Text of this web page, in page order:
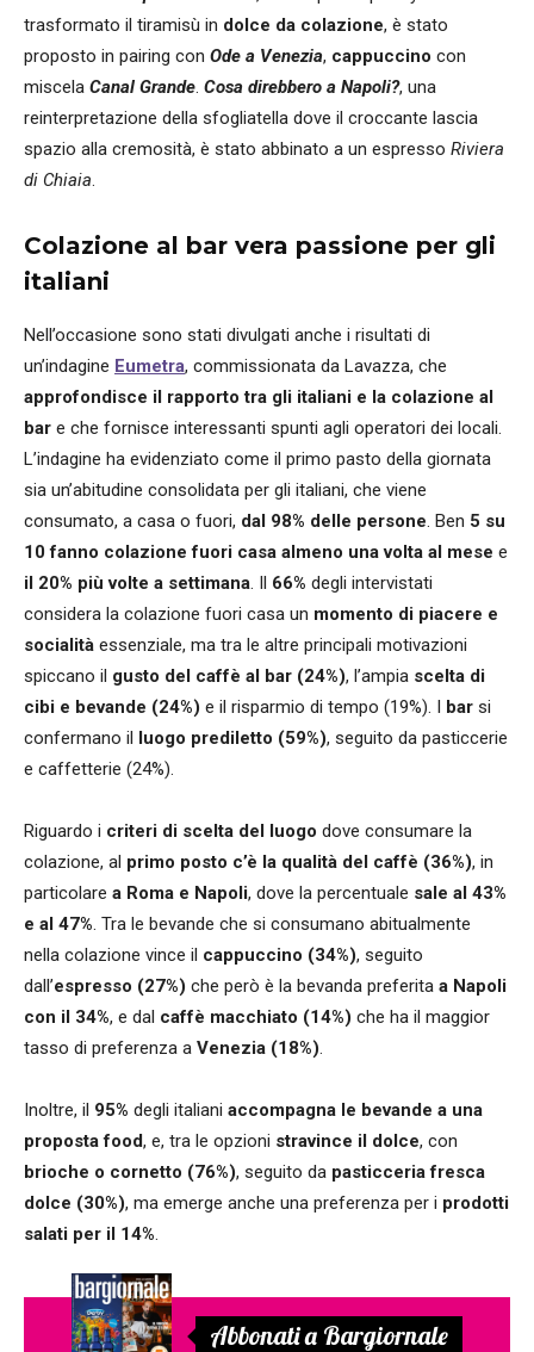
trasformato il tiramisù in dolce da colazione, è stato
proposto in pairing con Ode a Venezia, cappuccino con
miscela Canal Grande. Cosa direbbero a Napoli?, una
reinterpretazione della sfogliatella dove il croccante lascia
spazio alla cremosità, è stato abbinato a un espresso Riviera
di Chiaia.
Colazione al bar vera passione per gli
italiani
Nell’occasione sono stati divulgati anche i risultati di
un’indagine Eumetra, commissionata da Lavazza, che
approfondisce il rapporto tra gli italiani e la colazione al
bar e che fornisce interessanti spunti agli operatori dei locali.
L’indagine ha evidenziato come il primo pasto della giornata
sia un’abitudine consolidata per gli italiani, che viene
consumato, a casa o fuori, dal 98% delle persone. Ben 5 su
10 fanno colazione fuori casa almeno una volta al mese e
il 20% più volte a settimana. Il 66% degli intervistati
considera la colazione fuori casa un momento di piacere e
socialità essenziale, ma tra le altre principali motivazioni
spiccano il gusto del caffè al bar (24%), l’ampia scelta di
cibi e bevande (24%) e il risparmio di tempo (19%). I bar si
confermano il luogo prediletto (59%), seguito da pasticcerie
e caffetterie (24%).
Riguardo i criteri di scelta del luogo dove consumare la
colazione, al primo posto c’è la qualità del caffè (36%), in
particolare a Roma e Napoli, dove la percentuale sale al 43%
e al 47%. Tra le bevande che si consumano abitualmente
nella colazione vince il cappuccino (34%), seguito
dall’espresso (27%) che però è la bevanda preferita a Napoli
con il 34%, e dal caffè macchiato (14%) che ha il maggior
tasso di preferenza a Venezia (18%).
Inoltre, il 95% degli italiani accompagna le bevande a una
proposta food, e, tra le opzioni stravince il dolce, con
brioche o cornetto (76%), seguito da pasticceria fresca
dolce (30%), ma emerge anche una preferenza per i prodotti
salati per il 14%.
Abbonati a Bargiornale